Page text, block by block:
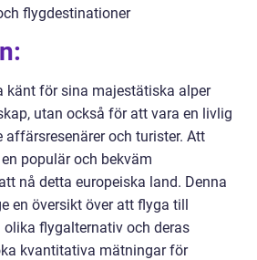
flygdestinationer
känt för sina majestätiska alper
utan också för att vara en livlig
och turister. Att
populär och bekväm
nå detta europeiska land. Denna
en översikt över att flyga till
olika flygalternativ och deras
kvantitativa mätningar för